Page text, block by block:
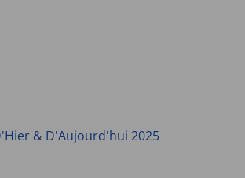
& D'Aujourd'hui 2025